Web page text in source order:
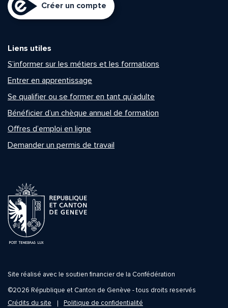
Créer un compte
Liens utiles
S’informer sur les métiers et les formations
Entrer en apprentissage
Se qualifier ou se former en tant qu’adulte
Bénéficier d’un chèque annuel de formation
Offres d’emploi en ligne
Demander un permis de travail
Site réalisé avec le soutien financier de la Confédération
©2026 République et Canton de Genève - tous droits reservés
Crédits du site
Politique de confidentialité